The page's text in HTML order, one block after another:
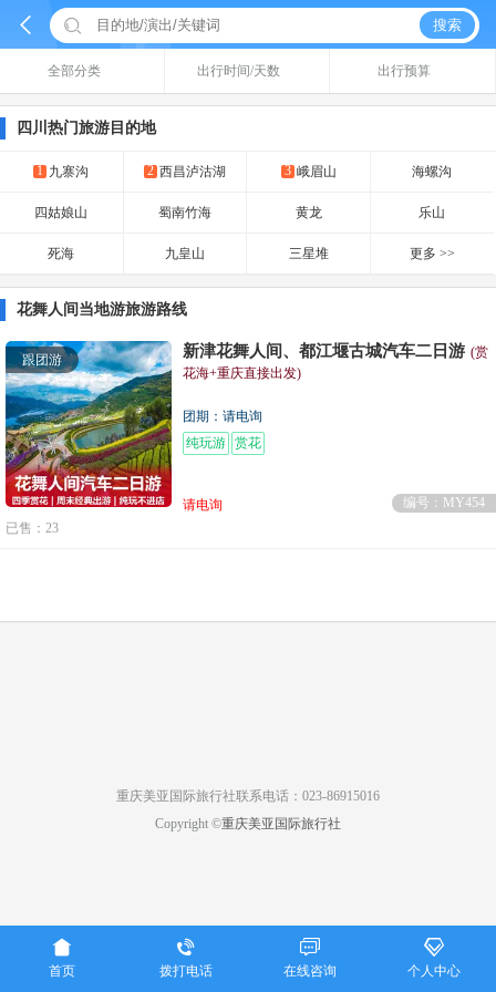
  搜索
全部分类 出行时间/天数 出行预算
四川热门旅游目的地
1 九寨沟 2 西昌泸沽湖 3 峨眉山 海螺沟
四姑娘山 蜀南竹海 黄龙 乐山
死海 九皇山 三星堆 更多 >>
花舞人间当地游旅游路线
跟团游 新津花舞人间、都江堰古城汽车二日游 (赏
花海+重庆直接出发)
团期：请电询
纯玩游 赏花
请电询
编号：MY454
已售：23
重庆美亚国际旅行社联系电话：023-86915016
Copyright ©重庆美亚国际旅行社

首页

拨打电话

在线咨询

个人中心